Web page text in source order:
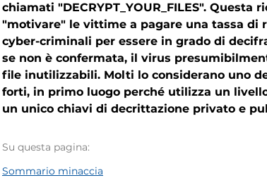
chiamati "DECRYPT_YOUR_FILES".
"motivare" le vittime a pagare una tassa di
cyber-criminali per essere in grado di
se non è confermata, il virus
file inutilizzabili. Molti lo considerano uno
forti, in primo luogo perché utilizza un
un unico chiavi di decrittazione privato e
Su questa pagina:
Sommario minaccia